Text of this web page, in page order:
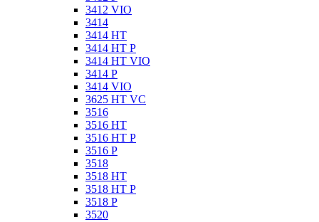
3412 VIO
3414
3414 HT
3414 HT P
3414 HT VIO
3414 P
3414 VIO
3625 HT VC
3516
3516 HT
3516 HT P
3516 P
3518
3518 HT
3518 HT P
3518 P
3520